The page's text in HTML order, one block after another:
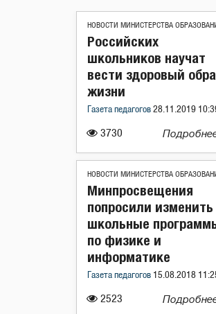
НОВОСТИ МИНИСТЕРСТВА
3730
Российских
школьников научат
вести здоровый
жизни
Газета педагогов 28.11.2019
НОВОСТИ МИНИСТЕРСТВА
2523
Минпросвещения
попросили изменить
школьные
по физике и
информатике
Газета педагогов 15.08.2018